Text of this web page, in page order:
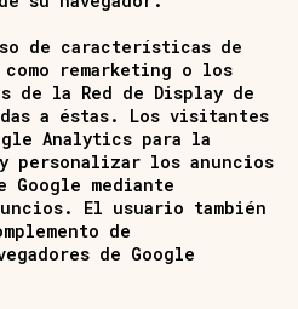
de características de
remarketing o los
de la Red de Display de
a éstas. Los visitantes
Analytics para la
personalizar los anuncios
Google mediante
. El usuario también
de
de Google